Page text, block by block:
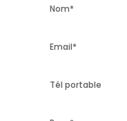
Nom*
Email*
Tél portable